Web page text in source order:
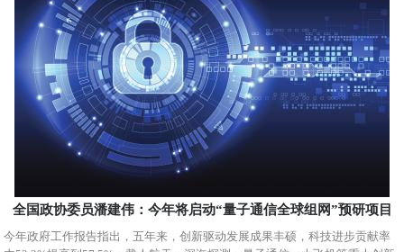
全国政协委员潘建伟：今年将启动“量子通信全球组网”预研项目
今年政府工作报告指出，五年来，创新驱动发展成果丰硕，科技进步贡献率